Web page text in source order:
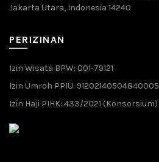
Jakarta Utara, Indonesia 14240
PERIZINAN
Izin Wisata BPW: 001-79121
Izin Umroh PPIU: 91202140504840005
Izin Haji PIHK: 433/2021 (Konsorsium)